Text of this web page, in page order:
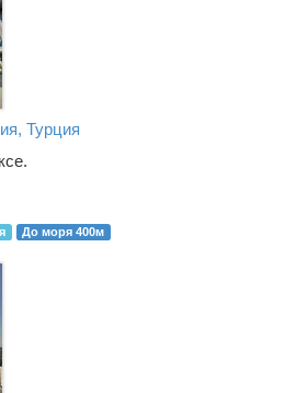
Турция
До моря 400м